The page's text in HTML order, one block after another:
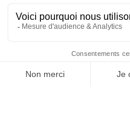
[REVUE DIGITALE]
prochain numéro à une
ce que la singularité à
standardisation